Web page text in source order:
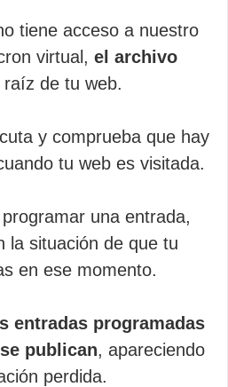
tiene acceso a nuestro
virtual, el archivo
raíz de tu web.
y comprueba que hay
tu web es visitada.
una entrada,
la situación de que tu
en ese momento.
entradas programadas
publican, apareciendo
perdida.